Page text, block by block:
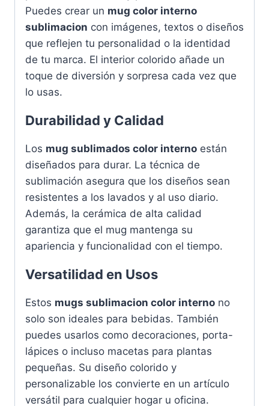
Puedes crear un mug color interno
sublimacion con imágenes, textos o diseños
que reflejen tu personalidad o la identidad
de tu marca. El interior colorido añade un
toque de diversión y sorpresa cada vez que
lo usas.
Durabilidad y Calidad
Los mug sublimados color interno están
diseñados para durar. La técnica de
sublimación asegura que los diseños sean
resistentes a los lavados y al uso diario.
Además, la cerámica de alta calidad
garantiza que el mug mantenga su
apariencia y funcionalidad con el tiempo.
Versatilidad en Usos
Estos mugs sublimacion color interno no
solo son ideales para bebidas. También
puedes usarlos como decoraciones, porta-
lápices o incluso macetas para plantas
pequeñas. Su diseño colorido y
personalizable los convierte en un artículo
versátil para cualquier hogar u oficina.